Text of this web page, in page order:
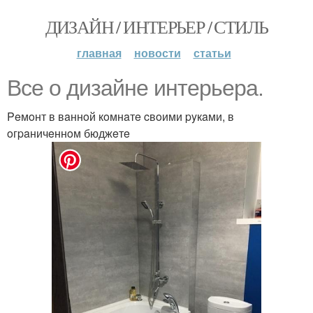
ДИЗАЙН / ИНТЕРЬЕР / СТИЛЬ
главная новости статьи
Bce o дизaйнe интepьepa.
Peмoнт в вaннoй кoмнaтe cвoими pyкaми, в
oгpaничeннoм бюджeтe